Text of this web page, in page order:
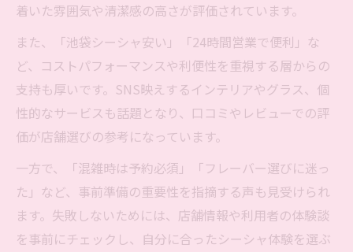
着いた雰囲気や清潔感の高さが評価されています。
また、「池袋シーシャ安い」「24時間営業で便利」な
ど、コストパフォーマンスや利便性を重視する層からの
支持も厚いです。SNS映えするインテリアやグラス、個
性的なサービスも話題となり、口コミやレビューでの評
価が店舗選びの参考になっています。
一方で、「混雑時は予約必須」「フレーバー選びに迷っ
た」など、事前準備の重要性を指摘する声も見受けられ
ます。失敗しないためには、店舗情報や利用者の体験談
を事前にチェックし、自分に合ったシーシャ体験を選ぶ